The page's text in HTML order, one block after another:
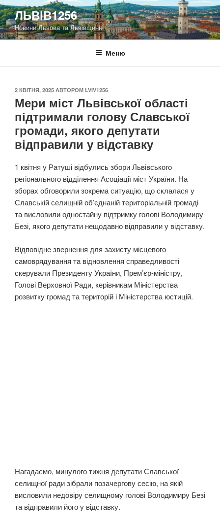
Перейти
до
вмісту
ЛЬВІВ1256
Новини Львова та Львівщини
Меню
ОПУБЛІКОВАНО
2 КВІТНЯ, 2025 АВТОРОМ LVIV1256
Мери міст Львівської області
підтримали голову Славської
громади, якого депутати
відправили у відставку
1 квітня у Ратуші відбулись збори Львівського
регіонального відділення Асоціації міст України. На
зборах обговорили зокрема ситуацію, що склалася у
Славській селищній об’єднаній територіальній громаді
та висловили одностайну підтримку голові Володимиру
Безі, якого депутати нещодавно відправили у відставку.
Відповідне звернення для захисту місцевого
самоврядування та відновлення справедливості
скерували Президенту України, Прем’єр-міністру,
Голові Верховної Ради, керівникам Міністерства
розвитку громад та територій і Міністерства юстицій.
Нагадаємо, минулого тижня депутати Славської
селищної ради зібрали позачергову сесію, на якій
висловили недовіру селищному голові Володимиру Безі
та відправили його у відставку.